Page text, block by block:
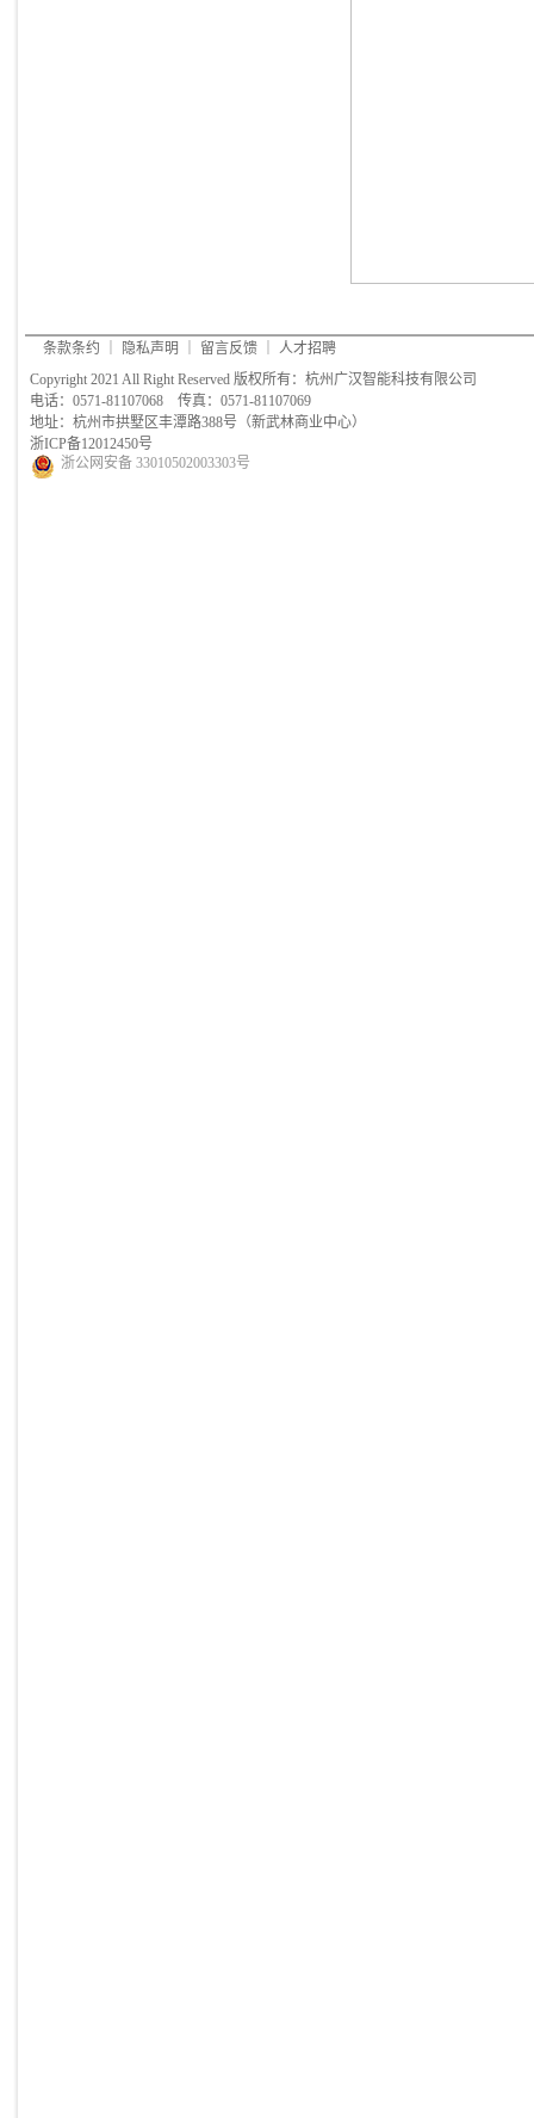
条款条约 隐私声明 留言反馈
人才招聘
Copyright 2021 All Right Reserved 版权所有：杭州广汉智能科技有限公司
电话：0571-81107068 传真：0571-81107069
地址：杭州市拱墅区丰潭路388号（新武林商业中心）
浙ICP备12012450号
浙公网安备 33010502003303号